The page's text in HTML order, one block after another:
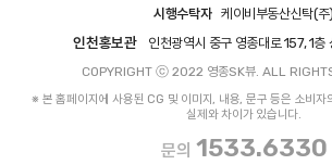
시행수탁자 케이비부동산신탁(주)
인천홍보관 인천광역시 중구 영종대로 157, 1층
COPYRIGHT ⓒ 2022 영종SK뷰. ALL
※ 본 홈페이지에 사용된 CG 및 이미지, 내용, 문구 등은 소비자
실제와 차이가 있습니다.
문의 1533.6330